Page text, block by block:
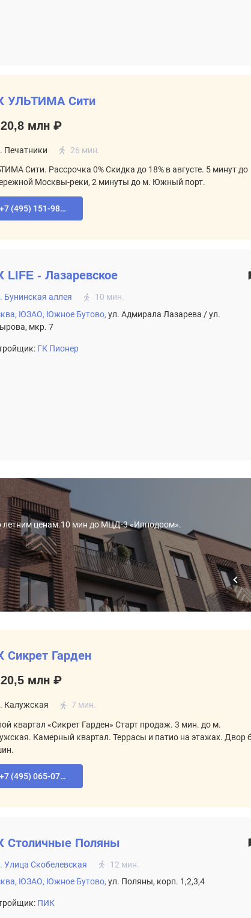
УЛЬТИМА Сити
млн ₽
Печатники 26 мин.
Сити. Рассрочка 0% Скидка до 18% в августе. 5 минут до
Москвы-реки, 2 минуты до м. Южный порт.
+7 (495) 151-98-94
LIFE - Лазаревское
Бунинская аллея
10 мин.
ЮЗАО, Южное Бутово, ул. Адмирала Лазарева / ул.
мкр. 7
ГК Пионер
летним ценам.10 мин до МЦД-3 «Ипподром».
Гарден
млн ₽
Калужская 7 мин.
квартал «Сикрет Гарден» Старт продаж. 3 мин. до м.
Камерный квартал. Террасы и патио на этажах. Двор
+7 (495) 065-07-55
Столичные Поляны
Улица Скобелевская
12 мин.
ЮЗАО, Южное Бутово, ул. Поляны, корп. 1,2,3,4
ПИК